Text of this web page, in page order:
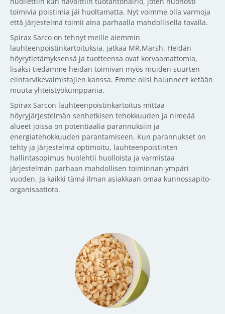
toimivia poistimia jäi huoltamatta. Nyt voimme olla varmoja
että järjestelmä toimii aina parhaalla mahdollisella tavalla.
Spirax Sarco on tehnyt meille aiemmin
lauhteenpoistinkartoituksia, jatkaa MR.Marsh. Heidän
höyrytietämyksensä ja tuotteensa ovat korvaamattomia,
lisäksi tiedämme heidän toimivan myös muiden suurten
elintarvikevalmistajien kanssa. Emme olisi halunneet ketään
muuta yhteistyökumppania.
Spirax Sarcon lauhteenpoistinkartoitus mittaa
höyryjärjestelmän senhetkisen tehokkuuden ja nimeää
alueet joissa on potentiaalia parannuksiin ja
energiatehokkuuden parantamiseen. Kun parannukset on
tehty ja järjestelmä optimoitu, lauhteenpoistinten
hallintasopimus huolehtii huolloista ja varmistaa
järjestelmän parhaan mahdollisen toiminnan ympäri
vuoden. Ja kaikki tämä ilman asiakkaan omaa kunnossapito-
organisaatiota.